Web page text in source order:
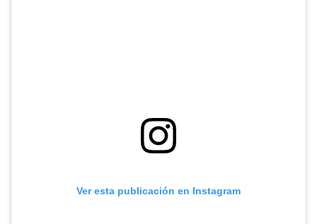
Ver esta publicación en Instagram